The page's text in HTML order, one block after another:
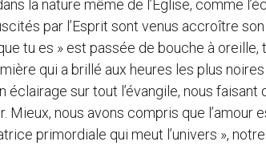
la nature même de l’Église, comme
par l’Esprit sont venus accroître
tu es » est passée de bouche à
qui a brillé aux heures les plus
éclairage sur tout l’évangile, nous
Mieux, nous avons compris que l’amour
primordiale qui meut l’univers »,